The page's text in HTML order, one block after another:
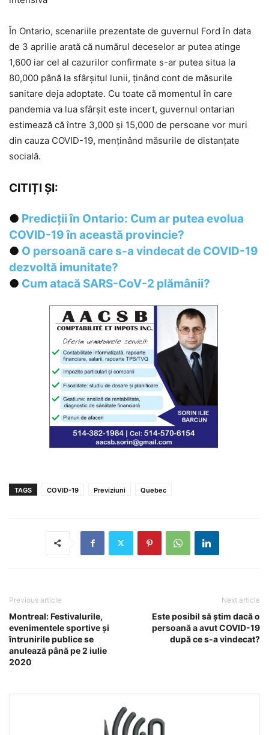
În Ontario, scenariile prezentate de guvernul Ford în data
de 3 aprilie arată că numărul deceselor ar putea atinge
1,600 iar cel al cazurilor confirmate s-ar putea situa la
80,000 până la sfârșitul lunii, ținând cont de măsurile
sanitare deja adoptate. Cu toate că momentul în care
pandemia va lua sfârșit este incert, guvernul ontarian
estimează că între 3,000 și 15,000 de persoane vor muri
din cauza COVID-19, menținând măsurile de distanțate
socială.
CITIȚI ȘI:
● Predicții în Ontario: Cum ar putea evolua
COVID-19 în această provincie?
● O persoană care s-a vindecat de COVID-19
dezvoltă imunitate?
● Cum atacă SARS-CoV-2 plămânii?
TAGS COVID-19 Previziuni Quebec
Previous article
Montreal: Festivalurile,
evenimentele sportive și
întrunirile publice se
anulează până pe 2 iulie
2020
Next article
Este posibil să știm dacă o
persoană a avut COVID-19
după ce s-a vindecat?